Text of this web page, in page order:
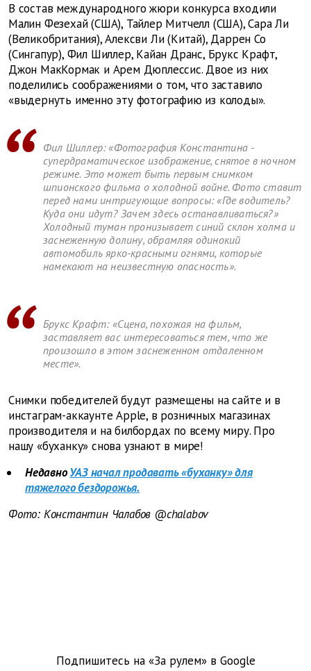
В состав международного жюри конкурса входили
Малин Фезехай (США), Тайлер Митчелл (США), Сара Ли
(Великобритания), Алексви Ли (Китай), Даррен Со
(Сингапур), Фил Шиллер, Кайан Дранс, Брукс Крафт,
Джон МакКормак и Арем Дюплессис. Двое из них
поделились соображениями о том, что заставило
«выдернуть именно эту фотографию из колоды».
Фил Шиллер: «Фотография Константина -
супердраматическое изображение, снятое в ночном
режиме. Это может быть первым снимком
шпионского фильма о холодной войне. Фото ставит
перед нами интригующие вопросы: «Где водитель?
Куда они идут? Зачем здесь останавливаться?»
Холодный туман пронизывает синий склон холма и
заснеженную долину, обрамляя одинокий
автомобиль ярко-красными огнями, которые
намекают на неизвестную опасность».
Брукс Крафт: «Сцена, похожая на фильм,
заставляет вас интересоваться тем, что же
произошло в этом заснеженном отдаленном
месте».
Снимки победителей будут размещены на сайте и в
инстаграм-аккаунте Apple, в розничных магазинах
производителя и на билбордах по всему миру. Про
нашу «буханку» снова узнают в мире!
НедавноУАЗ начал продавать «буханку» для
тяжелого бездорожья.
Фото: Константин Чалабов @chalabov
Подпишитесь на «За рулем» в Google